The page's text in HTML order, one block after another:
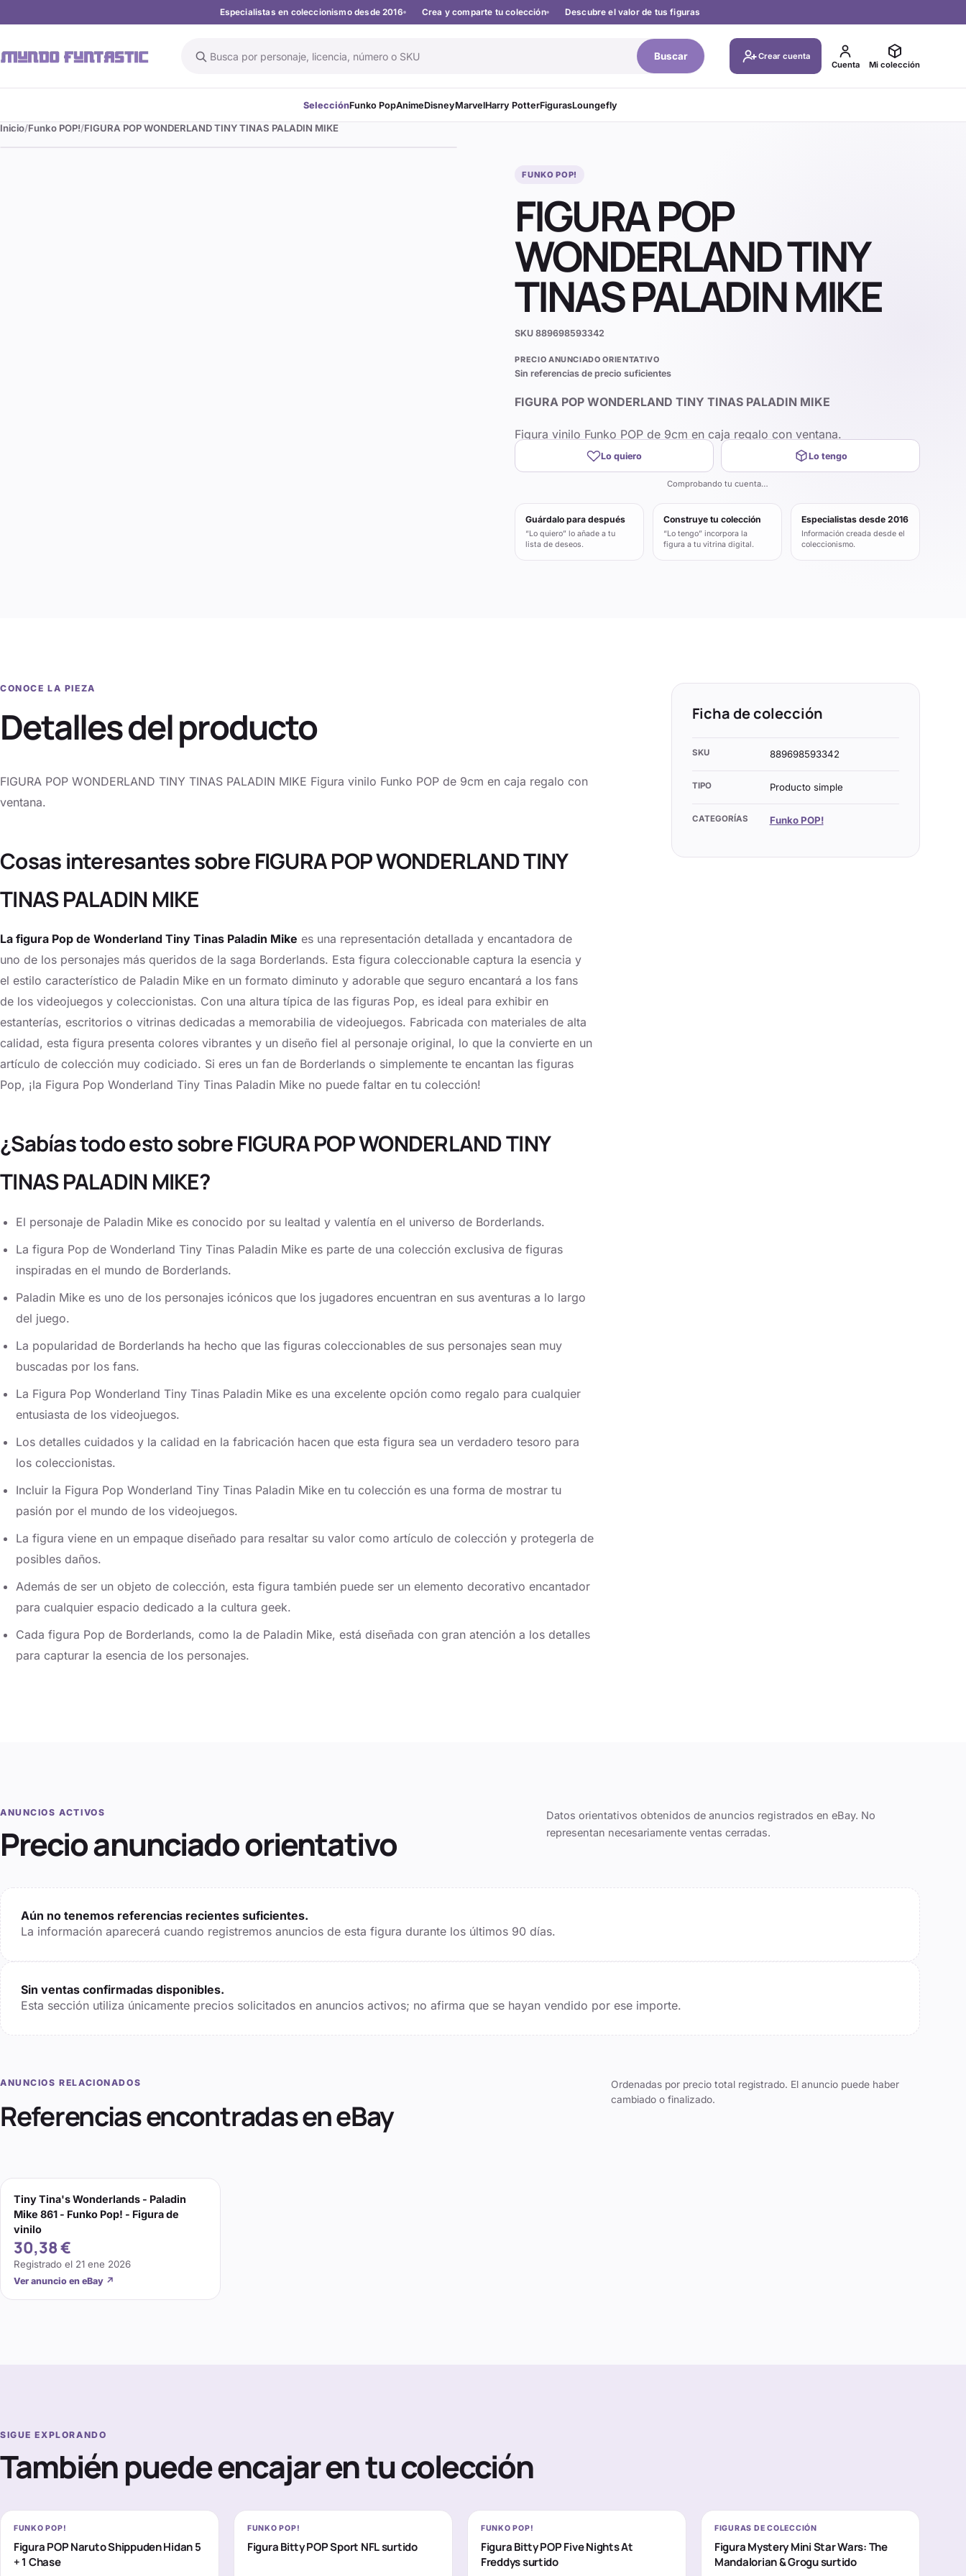
Especialistas en coleccionismo desde 2016 Crea y comparte tu colección Descubre el valor de tus figuras
Buscar en el catálogo Buscar
Crear cuenta
Cuenta
Mi colección
SelecciónFunko PopAnimeDisneyMarvelHarry PotterFigurasLoungefly
Inicio Funko POP! FIGURA POP WONDERLAND TINY TINAS PALADIN MIKE
FUNKO POP!
FIGURA POP
WONDERLAND TINY
TINAS PALADIN MIKE
SKU889698593342
PRECIO ANUNCIADO ORIENTATIVO
Sin referencias de precio suficientes
FIGURA POP WONDERLAND TINY TINAS PALADIN MIKE
Figura vinilo Funko POP de 9cm en caja regalo con ventana.
Lo quiero Lo tengo
Comprobando tu cuenta…
Guárdalo para después
“Lo quiero” lo añade a tu
lista de deseos.
Construye tu colección
“Lo tengo” incorpora la
figura a tu vitrina digital.
Especialistas desde 2016
Información creada desde el
coleccionismo.
CONOCE LA PIEZA
Detalles del producto
FIGURA POP WONDERLAND TINY TINAS PALADIN MIKE Figura vinilo Funko POP de 9cm en caja regalo con
ventana.
Cosas interesantes sobre FIGURA POP WONDERLAND TINY
TINAS PALADIN MIKE
La figura Pop de Wonderland Tiny Tinas Paladin Mike es una representación detallada y encantadora de
uno de los personajes más queridos de la saga Borderlands. Esta figura coleccionable captura la esencia y
el estilo característico de Paladin Mike en un formato diminuto y adorable que seguro encantará a los fans
de los videojuegos y coleccionistas. Con una altura típica de las figuras Pop, es ideal para exhibir en
estanterías, escritorios o vitrinas dedicadas a memorabilia de videojuegos. Fabricada con materiales de alta
calidad, esta figura presenta colores vibrantes y un diseño fiel al personaje original, lo que la convierte en un
artículo de colección muy codiciado. Si eres un fan de Borderlands o simplemente te encantan las figuras
Pop, ¡la Figura Pop Wonderland Tiny Tinas Paladin Mike no puede faltar en tu colección!
¿Sabías todo esto sobre FIGURA POP WONDERLAND TINY
TINAS PALADIN MIKE?
El personaje de Paladin Mike es conocido por su lealtad y valentía en el universo de Borderlands.
La figura Pop de Wonderland Tiny Tinas Paladin Mike es parte de una colección exclusiva de figuras
inspiradas en el mundo de Borderlands.
Paladin Mike es uno de los personajes icónicos que los jugadores encuentran en sus aventuras a lo largo
del juego.
La popularidad de Borderlands ha hecho que las figuras coleccionables de sus personajes sean muy
buscadas por los fans.
La Figura Pop Wonderland Tiny Tinas Paladin Mike es una excelente opción como regalo para cualquier
entusiasta de los videojuegos.
Los detalles cuidados y la calidad en la fabricación hacen que esta figura sea un verdadero tesoro para
los coleccionistas.
Incluir la Figura Pop Wonderland Tiny Tinas Paladin Mike en tu colección es una forma de mostrar tu
pasión por el mundo de los videojuegos.
La figura viene en un empaque diseñado para resaltar su valor como artículo de colección y protegerla de
posibles daños.
Además de ser un objeto de colección, esta figura también puede ser un elemento decorativo encantador
para cualquier espacio dedicado a la cultura geek.
Cada figura Pop de Borderlands, como la de Paladin Mike, está diseñada con gran atención a los detalles
para capturar la esencia de los personajes.
Ficha de colección
SKU 889698593342
TIPO Producto simple
CATEGORÍAS Funko POP!
ANUNCIOS ACTIVOS
Precio anunciado orientativo
Datos orientativos obtenidos de anuncios registrados en eBay. No
representan necesariamente ventas cerradas.
Aún no tenemos referencias recientes suficientes.
La información aparecerá cuando registremos anuncios de esta figura durante los últimos 90 días.
Sin ventas confirmadas disponibles.
Esta sección utiliza únicamente precios solicitados en anuncios activos; no afirma que se hayan vendido por ese importe.
ANUNCIOS RELACIONADOS
Referencias encontradas en eBay
Ordenadas por precio total registrado. El anuncio puede haber
cambiado o finalizado.
Tiny Tina's Wonderlands - Paladin
Mike 861 - Funko Pop! - Figura de
vinilo
30,38 €
Registrado el 21 ene 2026
Ver anuncio en eBay ↗
SIGUE EXPLORANDO
También puede encajar en tu colección
FUNKO POP!
Figura POP Naruto Shippuden Hidan 5
+ 1 Chase
FUNKO POP!
Figura Bitty POP Sport NFL surtido
FUNKO POP!
Figura Bitty POP Five Nights At
Freddys surtido
FIGURAS DE COLECCIÓN
Figura Mystery Mini Star Wars: The
Mandalorian & Grogu surtido